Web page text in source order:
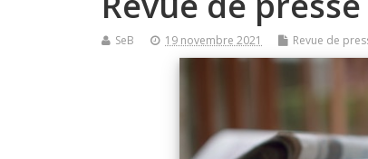
SeB 19 novembre 2021 Revue de